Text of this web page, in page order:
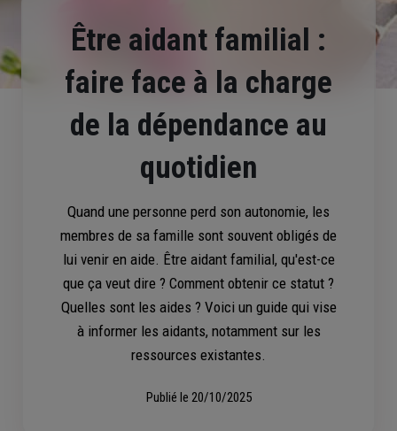
Être aidant familial :
faire face à la charge
de la dépendance au
quotidien
Quand une personne perd son autonomie, les
membres de sa famille sont souvent obligés de
lui venir en aide. Être aidant familial, qu'est-ce
que ça veut dire ? Comment obtenir ce statut ?
Quelles sont les aides ? Voici un guide qui vise
à informer les aidants, notamment sur les
ressources existantes.
Publié le 20/10/2025